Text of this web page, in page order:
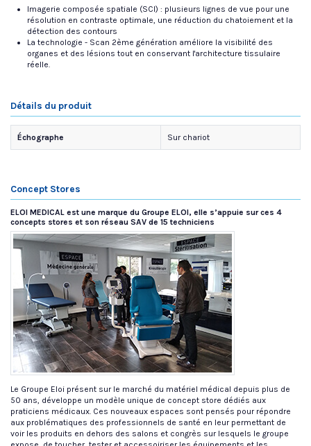
Imagerie composée spatiale (SCI) : plusieurs lignes de vue pour une
résolution en contraste optimale, une réduction du chatoiement et la
détection des contours
La technologie - Scan 2ème génération améliore la visibilité des
organes et des lésions tout en conservant l'architecture tissulaire
réelle.
Détails du produit
Échographe Sur chariot
Concept Stores
ELOI MEDICAL est une marque du Groupe ELOI, elle s’appuie sur ces 4
concepts stores et son réseau SAV de 15 techniciens
Le Groupe Eloi présent sur le marché du matériel médical depuis plus de
50 ans, développe un modèle unique de concept store dédiés aux
praticiens médicaux. Ces nouveaux espaces sont pensés pour répondre
aux problématiques des professionnels de santé en leur permettant de
voir les produits en dehors des salons et congrès sur lesquels le groupe